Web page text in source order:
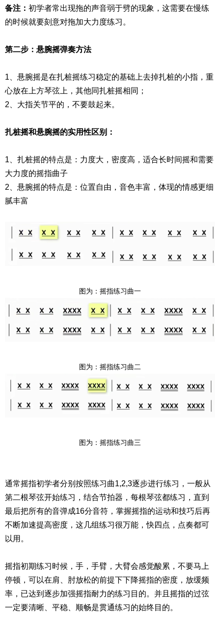
备注： 初学者常出现拖的声音弱于劈的现象，这需要在慢练
的时候就要刻意对拖加大力度练习。
第二步：悬腕摇弹奏方法
1、悬腕摇是在扎桩摇练习稳定的基础上去掉扎桩的小指，重
心放在上方琴弦上，其他同扎桩摇相同；
2、大指关节平的，不要鼓起来。
扎桩摇和悬腕摇的实用性区别：
1、扎桩摇的特点是：力度大，密度高，适合长时间摇和需要
大力度的摇指曲子
2、悬腕摇的特点是：位置自由，音色丰富，体现的情感更细
腻丰富
图为：摇指练习曲一
图为：摇指练习曲二
图为：摇指练习曲三
通常摇指初学者分别按照练习曲1,2,3逐步进行练习，一般从
第二根琴弦开始练习，结合节拍器，每根琴弦都练习，直到
最后把所有的音弹成16分音符，掌握摇指的运动和技巧后再
不断加速提高密度，这几组练习很万能，快四点，点奏都可
以用。
摇指初期练习时候，手，手臂，大臂会感觉酸累，不要马上
停顿，可以在肩、肘放松的前提下下降摇指的密度，放缓频
率，已达到逐步加强摇指耐力的练习目的。并且摇指的过弦
一定要清晰、平稳、顺畅是贯通练习的始终目的。